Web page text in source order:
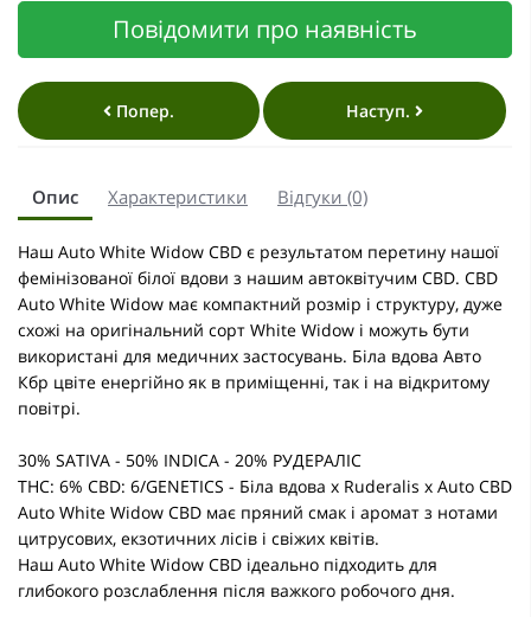
Повідомити про наявність
Попер. Наступ.
Опис Характеристики Відгуки (0)
Наш Auto White Widow CBD є результатом перетину нашої
фемінізованої білої вдови з нашим автоквітучим CBD. CBD
Auto White Widow має компактний розмір і структуру, дуже
схожі на оригінальний сорт White Widow і можуть бути
використані для медичних застосувань. Біла вдова Авто
Кбр цвіте енергійно як в приміщенні, так і на відкритому
повітрі.
30% SATIVA - 50% INDICA - 20% РУДЕРАЛІС
THC: 6% CBD: 6/GENETICS - Біла вдова x Ruderalis x Auto CBD
Auto White Widow CBD має пряний смак і аромат з нотами
цитрусових, екзотичних лісів і свіжих квітів.
Наш Auto White Widow CBD ідеально підходить для
глибокого розслаблення після важкого робочого дня.